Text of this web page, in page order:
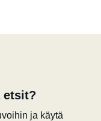
etsit?
ja käytä